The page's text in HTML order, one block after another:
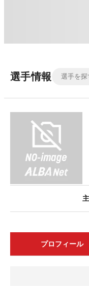
選手情報
プロフィール